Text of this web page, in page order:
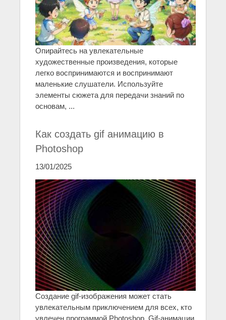
Опирайтесь на увлекательные
художественные произведения, которые
легко воспринимаются и воспринимают
маленькие слушатели. Используйте
элементы сюжета для передачи знаний по
основам, ...
Как создать gif анимацию в
Photoshop
13/01/2025
Создание gif-изображения может стать
увлекательным приключением для всех, кто